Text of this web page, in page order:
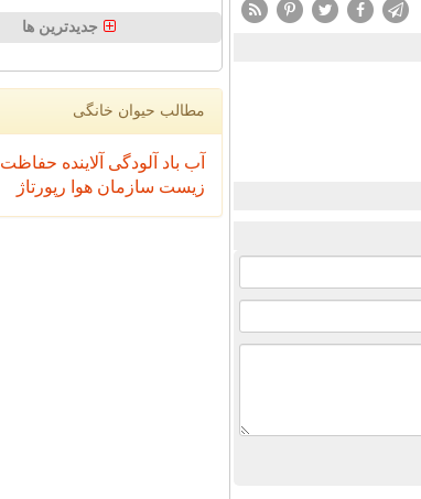
جدیدترین ها
مطالب حیوان خانگی
آب باد آلودگی آلاینده
زیست سازمان هوا رپورتاژ